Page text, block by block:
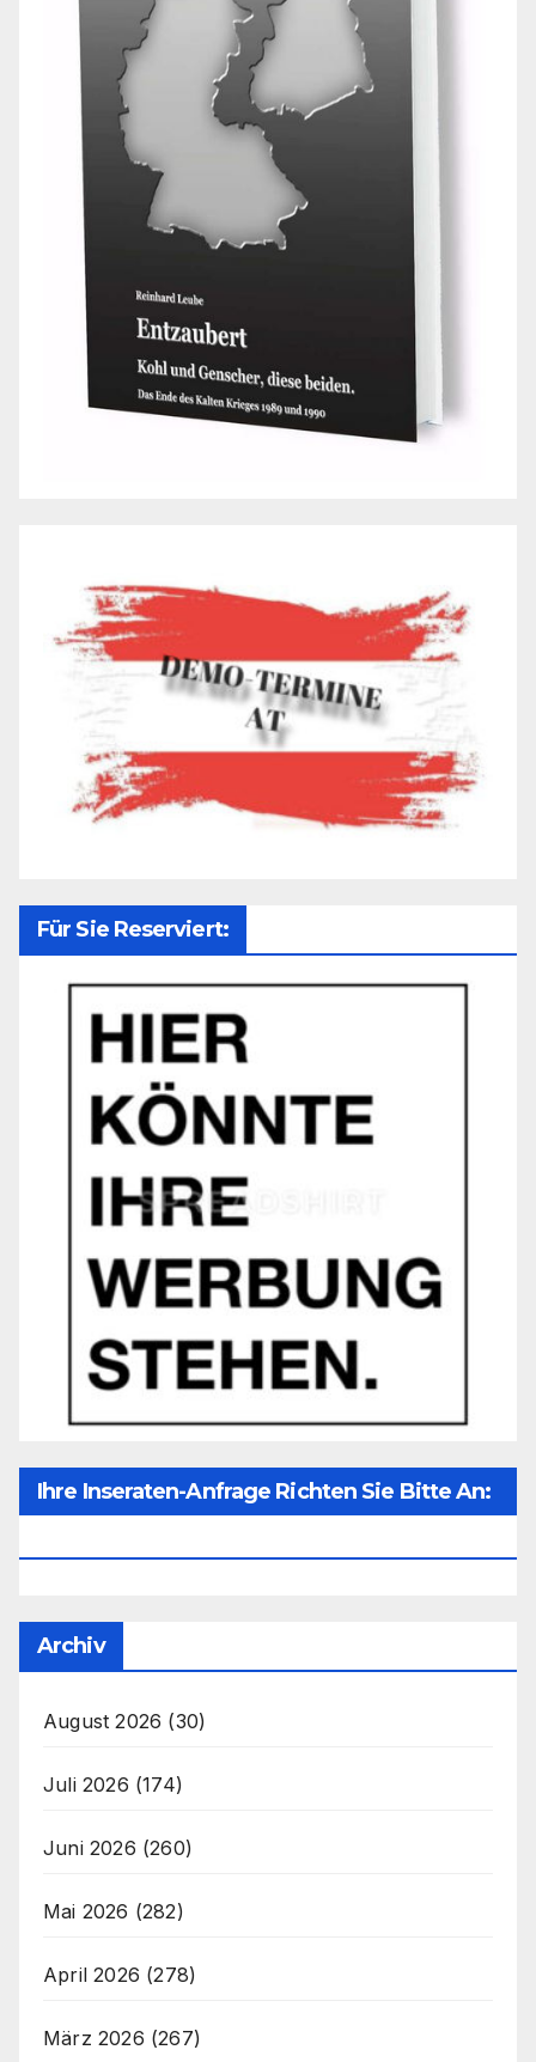
Für Sie Reserviert:
Ihre Inseraten-Anfrage Richten Sie Bitte An:
Archiv
August 2026 (30)
Juli 2026 (174)
Juni 2026 (260)
Mai 2026 (282)
April 2026 (278)
März 2026 (267)